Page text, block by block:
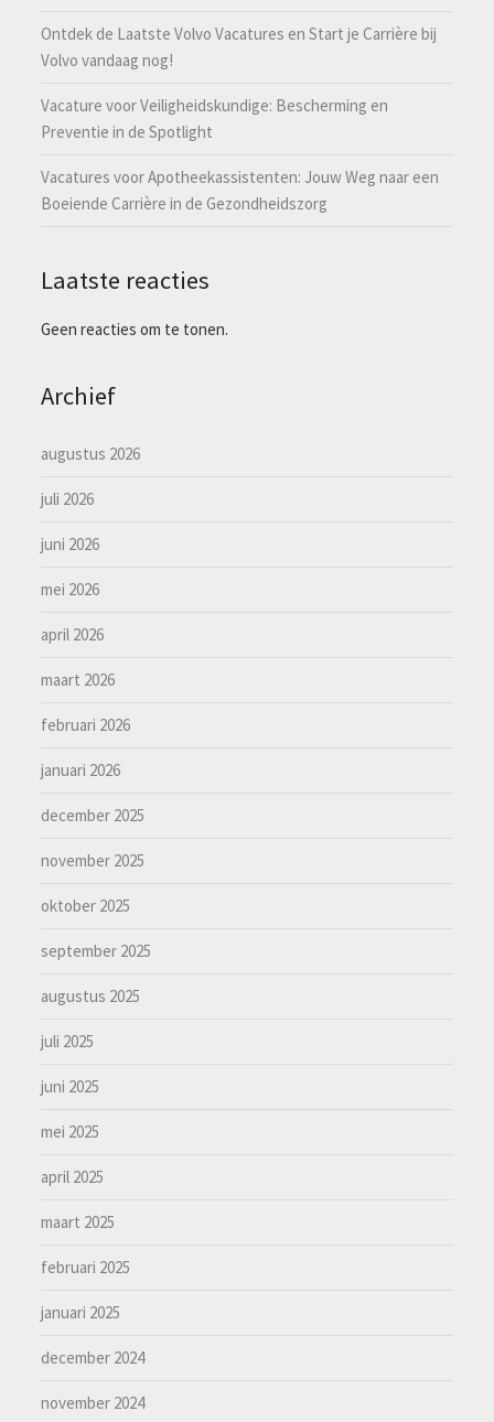
Ontdek de Laatste Volvo Vacatures en Start je Carrière bij
Volvo vandaag nog!
Vacature voor Veiligheidskundige: Bescherming en
Preventie in de Spotlight
Vacatures voor Apotheekassistenten: Jouw Weg naar een
Boeiende Carrière in de Gezondheidszorg
Laatste reacties
Geen reacties om te tonen.
Archief
augustus 2026
juli 2026
juni 2026
mei 2026
april 2026
maart 2026
februari 2026
januari 2026
december 2025
november 2025
oktober 2025
september 2025
augustus 2025
juli 2025
juni 2025
mei 2025
april 2025
maart 2025
februari 2025
januari 2025
december 2024
november 2024